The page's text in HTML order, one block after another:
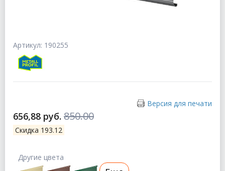
Артикул: 190255
Версия для печати
656,88 руб. 850.00
Скидка 193.12
Другие цвета